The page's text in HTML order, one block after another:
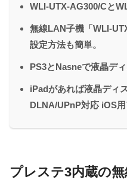
WLI-UTX-AG300/Cと
無線LAN子機「WLI-
設定方法も簡単。
PS3とNasneで液晶デ
iPadがあれば液晶ディ
DLNA/UPnP対応 iOS用
プレステ3内蔵の